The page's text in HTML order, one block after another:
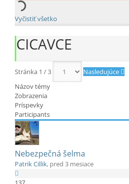
Vyčistiť všetko
CICAVCE
Stránka 1 / 3
Nasledujúce
Názov témy
Zobrazenia
Príspevky
Participants
Nebezpečná šelma
Patrik Cillik, pred 3 mesiace